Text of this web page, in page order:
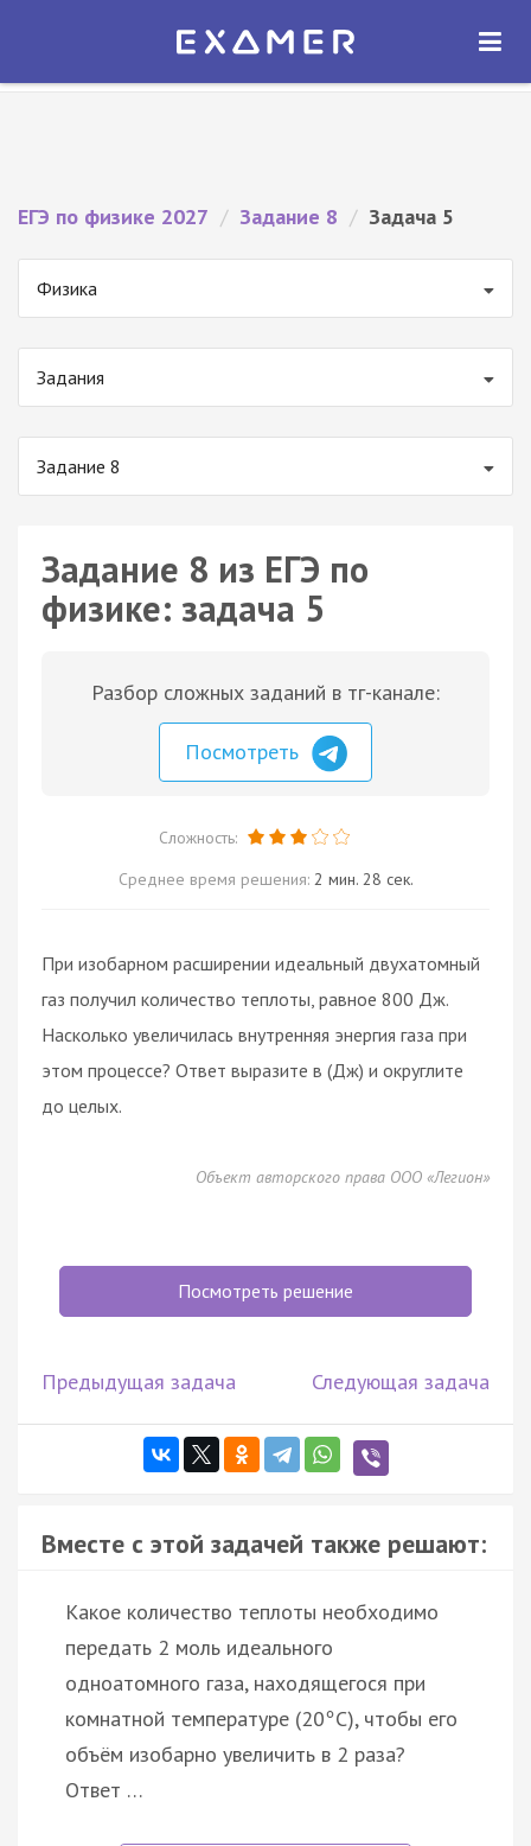
Экзамер — ЕГЭ 2027
ОТКРЫТЬ
ЕГЭ по физике 2027 / Задание 8 / Задача 5
Физика
Задания
Задание 8
Задание 8 из ЕГЭ по
физике: задача 5
Разбор сложных заданий в тг-канале:
Посмотреть
Сложность:
Среднее время решения: 2 мин. 28 сек.
При изобарном расширении идеальный двухатомный
газ получил количество теплоты, равное 800 Дж.
Насколько увеличилась внутренняя энергия газа при
этом процессе? Ответ выразите в (Дж) и округлите
до целых.
Объект авторского права ООО «Легион»
Посмотреть решение
Предыдущая задача Следующая задача
Вместе с этой задачей также решают:
Какое количество теплоты необходимо
передать 2 моль идеального
одноатомного газа, находящегося при
комнатной температуре (20°С), чтобы его
объём изобарно увеличить в 2 раза?
Ответ …